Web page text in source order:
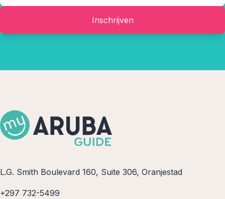
Inschrijven
L.G. Smith Boulevard 160, Suite 306, Oranjestad
+297 732-5499